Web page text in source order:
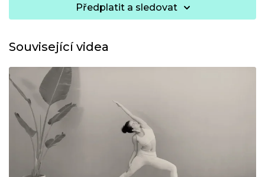
Předplatit a sledovat
Související videa